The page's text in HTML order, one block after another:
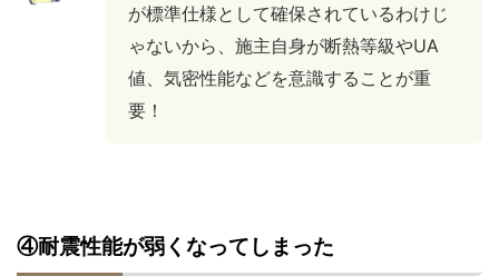
が標準仕様として確保されているわけじ
ゃないから、施主自身が断熱等級やUA
値、気密性能などを意識することが重
要！
④耐震性能が弱くなってしまった